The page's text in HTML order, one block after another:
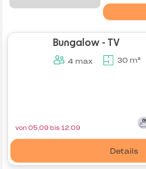
Bungalow - TV
4 max 30 m²
Details
von 05.09 bis 12.09